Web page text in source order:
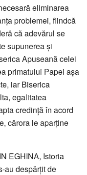
eliminarea
problemei, fiindcă
că adevărul se
supunerea și
Apuseană celei
primatului Papei așa
iar Biserica
egalitatea
credință în acord
cărora le aparține
EGHINA, Istoria
au despărțit de